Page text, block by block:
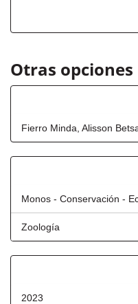
Otras
Fierro Minda, Alisson
Monos - Conservación -
Zoología
2023